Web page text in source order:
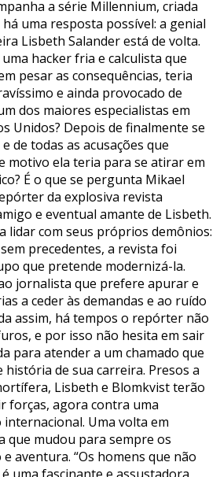
a série Millennium, criada
uma resposta possível: a genial
Lisbeth Salander está de volta.
hacker fria e calculista que
pesar as consequências, teria
e ainda provocado de
dos maiores especialistas em
Unidos? Depois de finalmente se
de todas as acusações que
motivo ela teria para se atirar em
É o que se pergunta Mikael
da explosiva revista
e eventual amante de Lisbeth.
lidar com seus próprios demônios:
precedentes, a revista foi
que pretende modernizá-la.
jornalista que prefere apurar e
a ceder às demandas e ao ruído
assim, há tempos o repórter não
e por isso não hesita em sair
para atender a um chamado que
de sua carreira. Presos a
Lisbeth e Blomkvist terão
forças, agora contra uma
Uma volta em
que mudou para sempre os
aventura. “Os homens que não
uma fascinante e assustadora